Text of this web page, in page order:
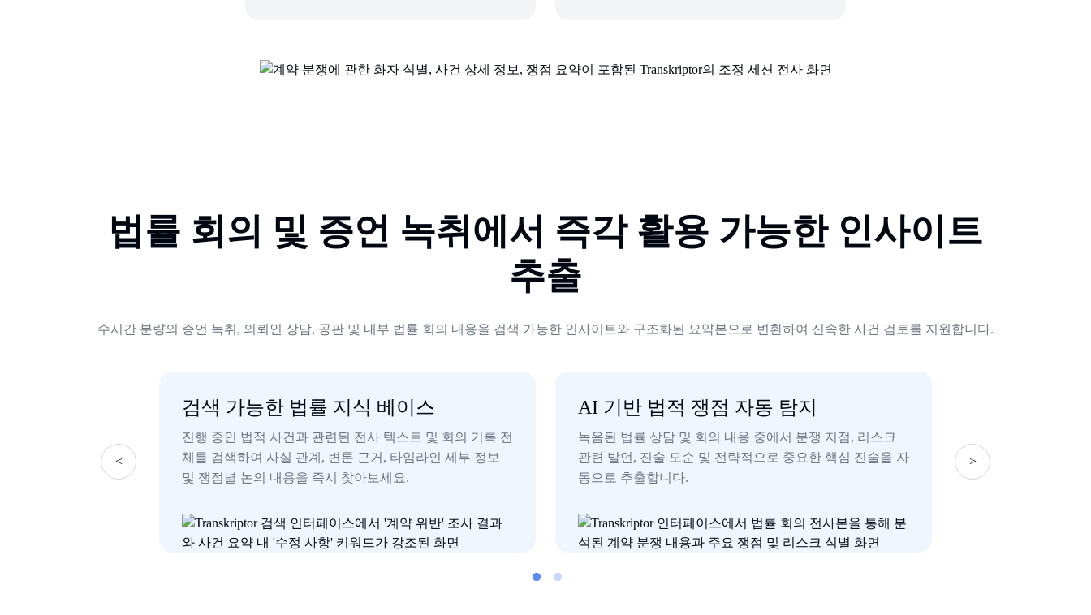
법률 회의 및 증언 녹취에서 즉각 활용 가능한 인사이트
추출
수시간 분량의 증언 녹취, 의뢰인 상담, 공판 및 내부 법률 회의 내용을 검색 가능한 인사이트와 구조화된 요약본으로 변환하여 신속한 사건 검토를 지원합니다.
<
한 핵심 진술을 자
검색 가능한 법률 지식 베이스
진행 중인 법적 사건과 관련된 전사 텍스트 및 회의 기록 전
체를 검색하여 사실 관계, 변론 근거, 타임라인 세부 정보
및 쟁점별 논의 내용을 즉시 찾아보세요.
AI 기반 법적 쟁점 자동 탐지
녹음된 법률 상담 및 회의 내용 중에서 분쟁 지점, 리스크
관련 발언, 진술 모순 및 전략적으로 중요한 핵심 진술을 자
동으로 추출합니다.
체를 검색하여 사실
및 쟁점별 논의 내
>